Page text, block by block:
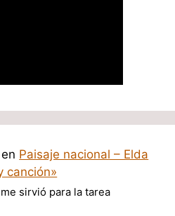
en Paisaje nacional – Elda
canción»
sirvió para la tarea